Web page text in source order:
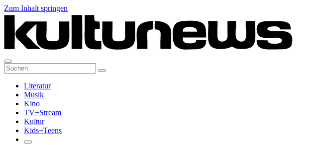
Zum Inhalt springen
Suche:
Literatur
Musik
Kino
TV+Stream
Kultur
Kids+Teens